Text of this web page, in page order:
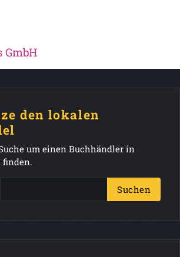
GmbH
den lokalen
um einen Buchhändler in
finden.
Suchen